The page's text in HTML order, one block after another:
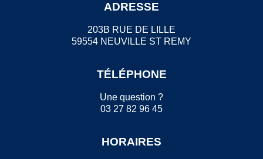
ADRESSE
203B RUE DE LILLE
59554 NEUVILLE ST REMY
TÉLÉPHONE
Une question ?
03 27 82 96 45
HORAIRES